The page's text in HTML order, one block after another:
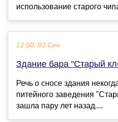
использование старого
12:50, 03 Сен
Здание бара "Старый
Речь о сносе здания
питейного заведения
зашла пару лет назад....